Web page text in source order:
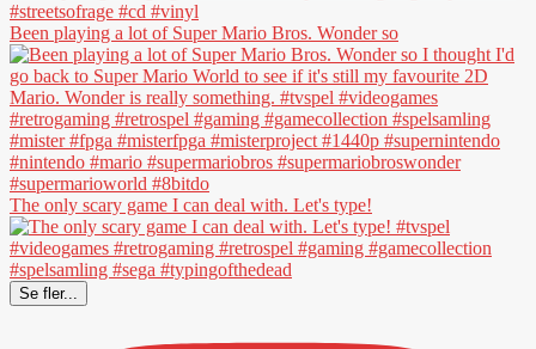
Been playing a lot of Super Mario Bros. Wonder so
The only scary game I can deal with. Let's type!
Se fler...